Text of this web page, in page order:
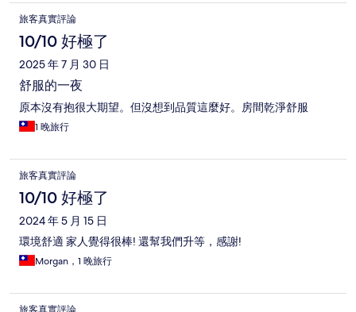
旅客真實評論
10/10 好極了
2025 年 7 月 30 日
舒服的一夜
原本沒有抱很大期望。但沒想到品質這麼好。房間乾淨舒服
1 晚旅行
旅客真實評論
10/10 好極了
2024 年 5 月 15 日
環境舒適 家人覺得很棒! 還幫我們升等，感謝!
Morgan，1 晚旅行
旅客真實評論